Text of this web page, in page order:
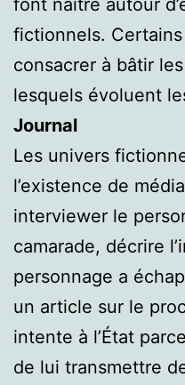
fictionnels.
consacrer à bâtir
lesquels évoluent
Journal
Les univers
l’existence de
interviewer le
camarade, décrire
personnage a
un article sur le
intente à l’État
de lui transmettre